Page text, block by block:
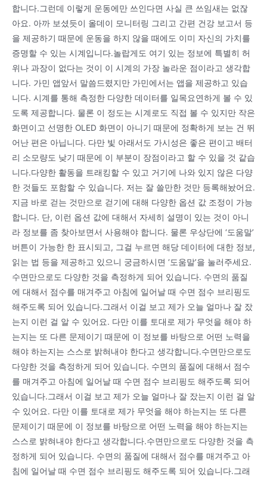
합니다.그런데 이렇게 운동에만 쓰인다면 사실 큰 쓰임새는 없잖
아요. 아까 보셨듯이 올데이 모니터링 그리고 간편 건강 보고서 등
을 제공하기 때문에 운동을 하지 않을 때에도 이미 자신의 가치를
증명할 수 있는 시계입니다.놀랍게도 여기 있는 정보에 특별히 허
위나 과장이 없다는 것이 이 시계의 가장 놀라운 점이라고 생각합
니다. 가민 앱앞서 말씀드렸지만 가민에서는 앱을 제공하고 있습
니다. 시계를 통해 측정한 다양한 데이터를 일목요연하게 볼 수 있
도록 제공합니다. 물론 이 정도는 시계로도 직접 볼 수 있지만 작은
화면이고 선명한 OLED 화면이 아니기 때문에 정확하게 보는 건 뛰
어난 편은 아닙니다. 다만 빛 아래서도 가시성은 좋은 편이고 배터
리 소모량도 낮기 때문에 이 부분이 장점이라고 할 수 있을 것 같습
니다.다양한 활동을 트래킹할 수 있고 거기에 나와 있지 않은 다양
한 것들도 포함할 수 있습니다. 저는 잘 쓸만한 것만 등록해놨어요.
지금 바로 걷는 것만으로 걷기에 대해 다양한 옵션 값 조정이 가능
합니다. 단, 이런 옵션 값에 대해서 자세히 설명이 있는 것이 아니
라 정보를 좀 찾아보면서 사용해야 합니다. 물론 우상단에 ‘도움말’
버튼이 가능한 한 표시되고, 그걸 누르면 해당 데이터에 대한 정보,
읽는 법 등을 제공하고 있으니 궁금하시면 ‘도움말’을 눌러주세요.
수면만으로도 다양한 것을 측정하게 되어 있습니다. 수면의 품질
에 대해서 점수를 매겨주고 아침에 일어날 때 수면 점수 브리핑도
해주도록 되어 있습니다.그래서 이걸 보고 제가 오늘 얼마나 잘 잤
는지 이런 걸 알 수 있어요. 다만 이를 토대로 제가 무엇을 해야 하
는지는 또 다른 문제이기 때문에 이 정보를 바탕으로 어떤 노력을
해야 하는지는 스스로 밝혀내야 한다고 생각합니다.수면만으로도
다양한 것을 측정하게 되어 있습니다. 수면의 품질에 대해서 점수
를 매겨주고 아침에 일어날 때 수면 점수 브리핑도 해주도록 되어
있습니다.그래서 이걸 보고 제가 오늘 얼마나 잘 잤는지 이런 걸 알
수 있어요. 다만 이를 토대로 제가 무엇을 해야 하는지는 또 다른
문제이기 때문에 이 정보를 바탕으로 어떤 노력을 해야 하는지는
스스로 밝혀내야 한다고 생각합니다.수면만으로도 다양한 것을 측
정하게 되어 있습니다. 수면의 품질에 대해서 점수를 매겨주고 아
침에 일어날 때 수면 점수 브리핑도 해주도록 되어 있습니다.그래